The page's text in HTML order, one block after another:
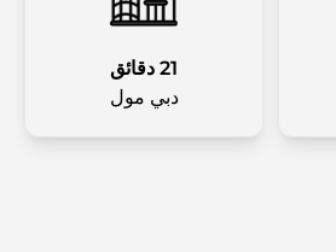
21 دقائق
دبي مول